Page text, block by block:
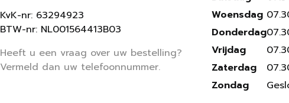
KvK-nr: 63294923
BTW-nr: NL001564413B03
Heeft u een vraag over uw bestelling?
Vermeld dan uw telefoonnummer.
Woensdag
Donderdag
Vrijdag
Zaterdag
Zondag